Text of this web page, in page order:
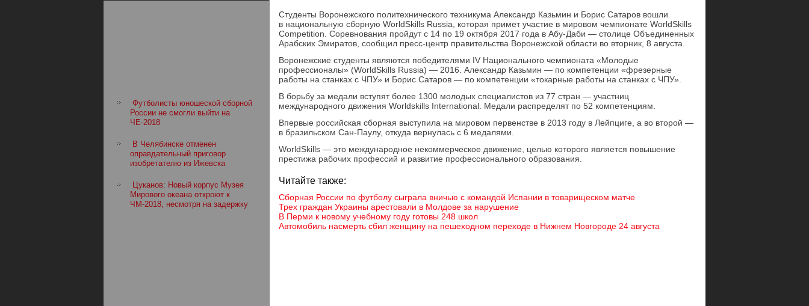
Футболисты юношеской сборной
России не смогли выйти на
ЧЕ-2018
В Челябинске отменен
оправдательный приговор
изобретателю из Ижевска
Цуканов: Новый корпус Музея
Мирового океана откроют к
ЧМ-2018, несмотря на задержку
Студенты Воронежского политехнического техникума Александр Казьмин и Борис Сатаров вошли
в национальную сборную WorldSkills Russia, которая примет участие в мировом чемпионате WorldSkills
Competition. Соревнования пройдут с 14 по 19 октября 2017 года в Абу-Даби — столице Объединенных
Арабских Эмиратов, сообщил пресс-центр правительства Воронежской области во вторник, 8 августа.
Воронежские студенты являются победителями IV Национального чемпионата «Молодые
профессионалы» (WorldSkills Russia) — 2016. Александр Казьмин — по компетенции «фрезерные
работы на станках с ЧПУ» и Борис Сатаров — по компетенции «токарные работы на станках с ЧПУ».
В борьбу за медали вступят более 1300 молодых специалистов из 77 стран — участниц
международного движения Worldskills International. Медали распределят по 52 компетенциям.
Впервые российская сборная выступила на мировом первенстве в 2013 году в Лейпциге, а во второй —
в бразильском Сан-Паулу, откуда вернулась с 6 медалями.
WorldSkills — это международное некоммерческое движение, целью которого является повышение
престижа рабочих профессий и развитие профессионального образования.
Читайте также:
Сборная России по футболу сыграла вничью с командой Испании в товарищеском матче
Трех граждан Украины арестовали в Молдове за нарушение
В Перми к новому учебному году готовы 248 школ
Автомобиль насмерть сбил женщину на пешеходном переходе в Нижнем Новгороде 24 августа